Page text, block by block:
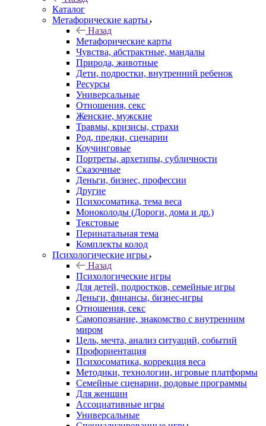
Каталог
Mетафорические карты
Назад
Mетафорические карты
Чувства, абстрактные, мандалы
Природа, животные
Дети, подростки, внутренний ребенок
Ресурсы
Универсальные
Отношения, секс
Женские, мужские
Травмы, кризисы, страхи
Род, предки, сценарии
Коучинговые
Портреты, архетипы, субличности
Сказочные
Деньги, бизнес, профессии
Другие
Психосоматика, тема веса
Моноколоды (Дороги, дома и др.)
Текстовые
Перинатальная тема
Комплекты колод
Психологические игры
Назад
Психологические игры
Для детей, подростков, семейные игры
Деньги, финансы, бизнес-игры
Отношения, секс
Самопознание, знакомство с внутренним
миром
Цель, мечта, анализ ситуаций, событий
Профориентация
Психосоматика, коррекция веса
Методики, технологии, игровые платформы
Семейные сценарии, родовые программы
Для женщин
Ассоциативные игры
Универсальные